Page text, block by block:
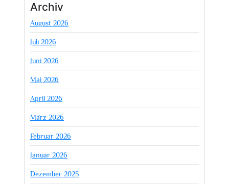
Archiv
August 2026
Juli 2026
Juni 2026
Mai 2026
April 2026
März 2026
Februar 2026
Januar 2026
Dezember 2025